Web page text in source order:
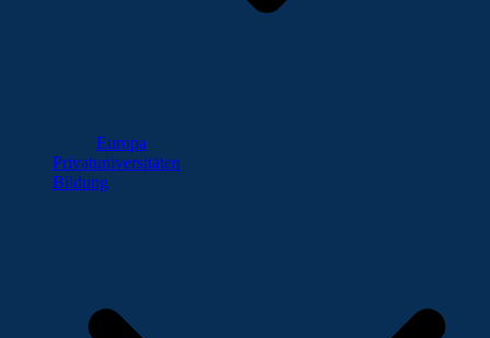
Europa
Privatuniversitäten
Bildung